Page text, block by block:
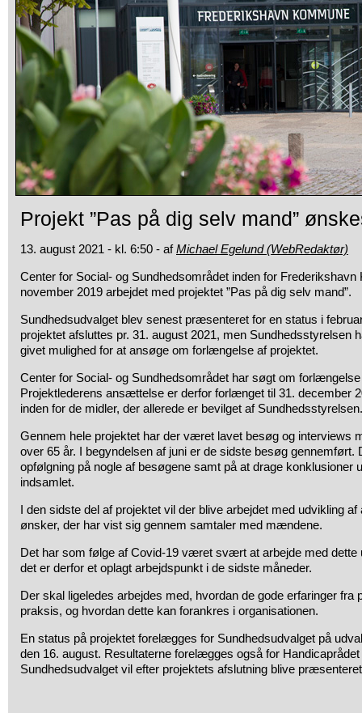
Projekt ”Pas på dig selv mand”
13. august 2021 - kl. 6:50 - afMichael Egelund (WebRedaktør)
Center for Social- og Sundhedsområdet inden for Frederikshavn
november 2019 arbejdet med projektet ”Pas på dig selv mand”.
Sundhedsudvalget blev senest præsenteret for en status i
projektet afsluttes pr. 31. august 2021, men Sundhedsstyrelsen
givet mulighed for at ansøge om forlængelse af projektet.
Center for Social- og Sundhedsområdet har søgt om
Projektlederens ansættelse er derfor forlænget til 31. december
inden for de midler, der allerede er bevilget af Sundhedsstyrelsen.
Gennem hele projektet har der været lavet besøg og interviews
over 65 år. I begyndelsen af juni er de sidste besøg gennemført.
opfølgning på nogle af besøgene samt på at drage konklusioner
indsamlet.
I den sidste del af projektet vil der blive arbejdet med udvikling af
ønsker, der har vist sig gennem samtaler med mændene.
Det har som følge af Covid-19 været svært at arbejde med dette
det er derfor et oplagt arbejdspunkt i de sidste måneder.
Der skal ligeledes arbejdes med, hvordan de gode erfaringer fra
praksis, og hvordan dette kan forankres i organisationen.
En status på projektet forelægges for Sundhedsudvalget på
den 16. august. Resultaterne forelægges også for
Sundhedsudvalget vil efter projektets afslutning blive